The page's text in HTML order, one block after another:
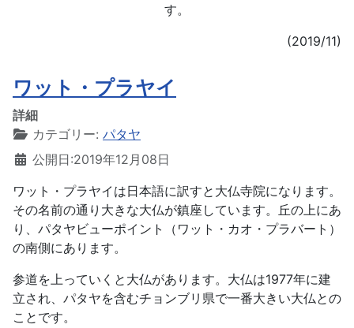
す。
(2019/11)
ワット・プラヤイ
詳細
カテゴリー: パタヤ
公開日:2019年12月08日
ワット・プラヤイは日本語に訳すと大仏寺院になります。
その名前の通り大きな大仏が鎮座しています。丘の上にあ
り、パタヤビューポイント（ワット・カオ・プラバート）
の南側にあります。
参道を上っていくと大仏があります。大仏は1977年に建
立され、パタヤを含むチョンブリ県で一番大きい大仏との
ことです。